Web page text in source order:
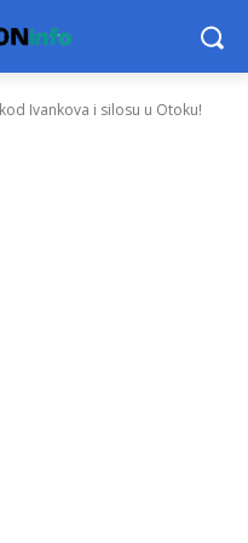
Ivankova i silosu u Otoku!